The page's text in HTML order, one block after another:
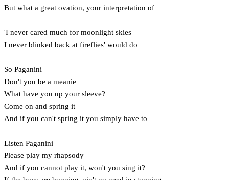
But what a great ovation, your interpretation of
'I never cared much for moonlight skies
I never blinked back at fireflies' would do
So Paganini
Don't you be a meanie
What have you up your sleeve?
Come on and spring it
And if you can't spring it you simply have to
Listen Paganini
Please play my rhapsody
And if you cannot play it, won't you sing it?